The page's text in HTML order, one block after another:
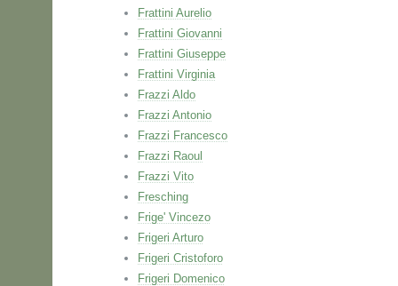
Frattini Aurelio
Frattini Giovanni
Frattini Giuseppe
Frattini Virginia
Frazzi Aldo
Frazzi Antonio
Frazzi Francesco
Frazzi Raoul
Frazzi Vito
Fresching
Frige' Vincezo
Frigeri Arturo
Frigeri Cristoforo
Frigeri Domenico